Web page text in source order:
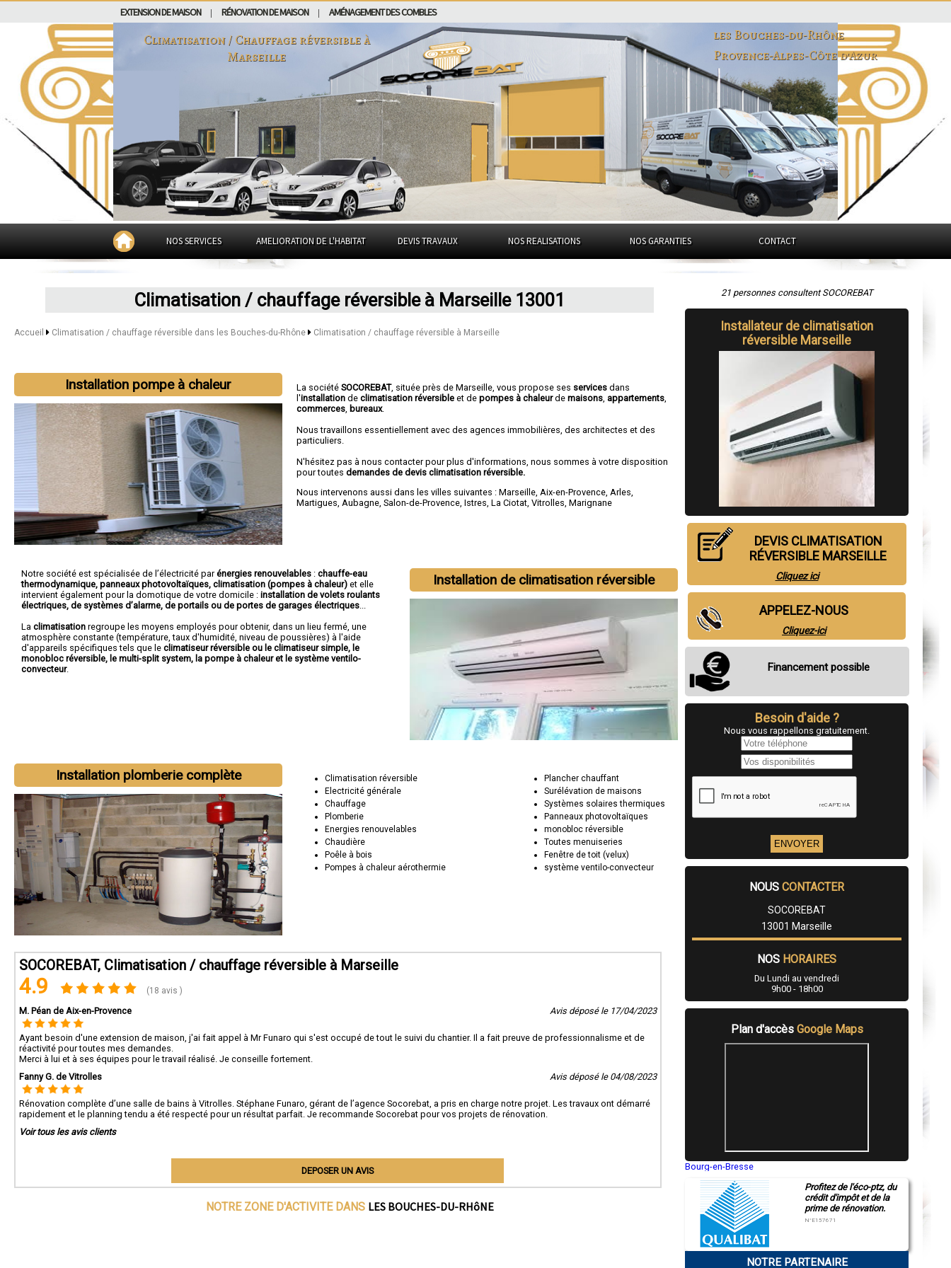
EXTENSION DE MAISON RÉNOVATION DE MAISON AMÉNAGEMENT DES COMBLES
Climatisation / Chauffage réversible à
Marseille
les Bouches-du-Rhône
Provence-Alpes-Côte d'Azur
NOS SERVICES AMELIORATION DE L'HABITAT DEVIS TRAVAUX NOS REALISATIONS NOS GARANTIES CONTACT
Climatisation / chauffage réversible à Marseille 13001
Accueil Climatisation / chauffage réversible dans les Bouches-du-Rhône Climatisation / chauffage réversible à Marseille
Installation pompe à chaleur La sociétéSOCOREBAT, située près de Marseille, vous propose ses services dans
l'installation declimatisation réversible et depompes à chaleurdemaisons appartements
commerces bureaux.
Nous travaillons essentiellement avec des agences immobilières, des architectes et des
particuliers.
N'hésitez pas à nous contacter pour plus d'informations, nous sommes à votre disposition
pour toutesdemandes de devis climatisation réversible.
Nous intervenons aussi dans les villes suivantes :Marseille Aix-en-Provence Arles
Martigues Aubagne ,Salon-de-Provence ,Istres ,La Ciotat ,Vitrolles ,Marignane
Installation de climatisation réversible
Notre société est spécialisée de l’électricité parénergies renouvelables : chauffe-eau
thermodynamique, panneaux photovoltaïques, climatisation (pompes à chaleur) et elle
intervient également pour la domotique de votre domicile : installation de volets roulants
électriques, de systèmes d’alarme, de portails ou de portes de garages électriques...
La climatisation regroupe les moyens employés pour obtenir, dans un lieu fermé, une
atmosphère constante (température, taux d'humidité, niveau de poussières) à l'aide
d'appareils spécifiques tels que le climatiseur réversible ou le climatiseur simple, le
monobloc réversible, le multi-split system, la pompe à chaleur et le système ventilo-
convecteur.
Installation plomberie complète
Climatisation réversible
Electricité générale
Chauffage
Plomberie
Energies renouvelables
Chaudière
Poêle à bois
Pompes à chaleur aérothermie
Plancher chauffant
Surélévation de maisons
Systèmes solaires thermiques
Panneaux photovoltaïques
monobloc réversible
Toutes menuiseries
Fenêtre de toit (velux)
système ventilo-convecteur
SOCOREBAT, Climatisation / chauffage réversible à Marseille
4.9 (18 avis )
M. Péan de Aix-en-Provence Avis déposé le 17/04/2023
Ayant besoin d'une extension de maison, j'ai fait appel à Mr Funaro qui s'est occupé de tout le suivi du chantier. Il a fait preuve de professionnalisme et de
réactivité pour toutes mes demandes.
Merci à lui et à ses équipes pour le travail réalisé. Je conseille fortement.
Fanny G. de Vitrolles
Avis déposé le 04/08/2023
Rénovation complète d’une salle de bains à Vitrolles. Stéphane Funaro, gérant de l’agence Socorebat, a pris en charge notre projet. Les travaux ont démarré
rapidement et le planning tendu a été respecté pour un résultat parfait. Je recommande Socorebat pour vos projets de rénovation.
Voir tous les avis clients
DEPOSER UN AVIS
NOTRE ZONE D'ACTIVITE DANS LES BOUCHES-DU-RHôNE
21 personnes consultent SOCOREBAT
Installateur de climatisation
réversible Marseille
DEVIS CLIMATISATION
RÉVERSIBLE MARSEILLE
Cliquez ici
APPELEZ-NOUS
Cliquez-ici
Financement possible
Besoin d'aide ?
Nous vous rappellons gratuitement.
NOUS CONTACTER
SOCOREBAT
13001 Marseille
NOS HORAIRES
Du Lundi au vendredi
9h00 - 18h00
Plan d'accès Google Maps
Bourg-en-Bresse
Montluçon
Manosque
Gap
Charleville-Mézières
Pamiers
Profitez de l'éco-ptz, du
crédit d'impôt et de la
prime de rénovation.
N°E157671
NOTRE PARTENAIRE